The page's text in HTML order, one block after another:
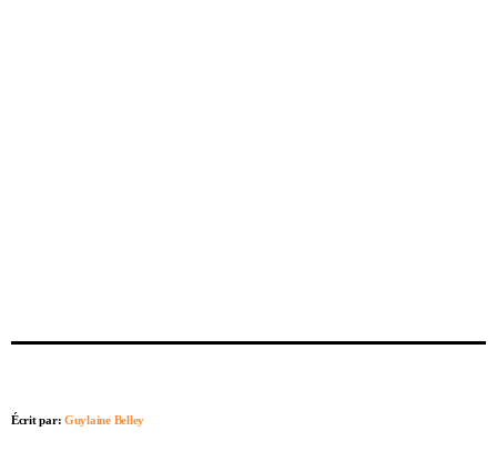
Écrit par:Guylaine Belley